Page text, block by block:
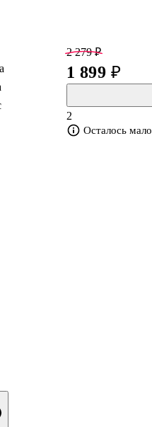
2 279 ₽
1 899 ₽
2
Осталось мало